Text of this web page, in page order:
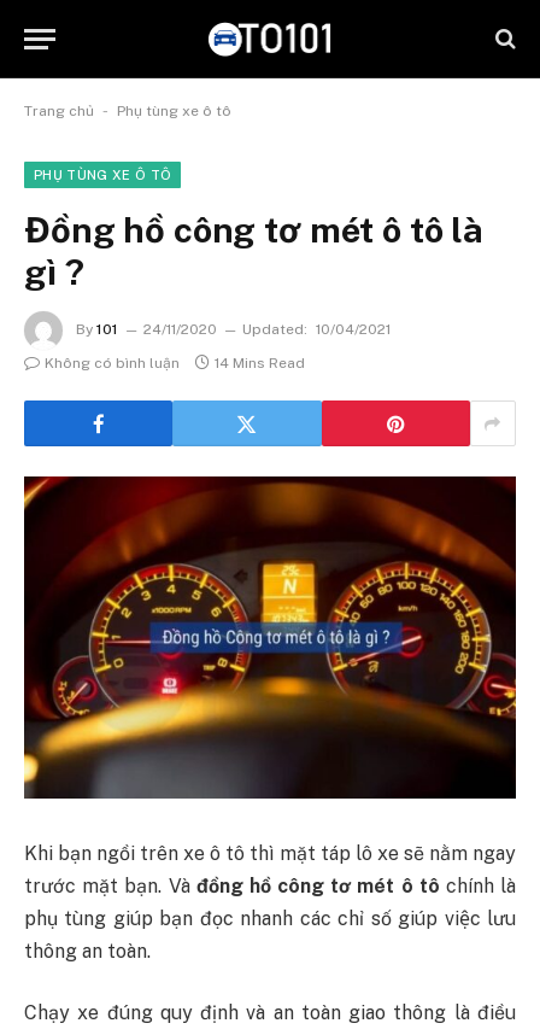
Trang chủ - Phụ tùng xe ô tô
PHỤ TÙNG XE Ô TÔ
Đồng hồ công tơ mét ô tô là
gì ?
By 101 24/11/2020 Updated: 10/04/2021
Không có bình luận
14 Mins Read
Khi bạn ngồi trên xe ô tô thì mặt táp lô xe sẽ nằm ngay
trước mặt bạn. Và đồng hồ công tơ mét ô tô chính là
phụ tùng giúp bạn đọc nhanh các chỉ số giúp việc lưu
thông an toàn.
Chạy xe đúng quy định và an toàn giao thông là điều